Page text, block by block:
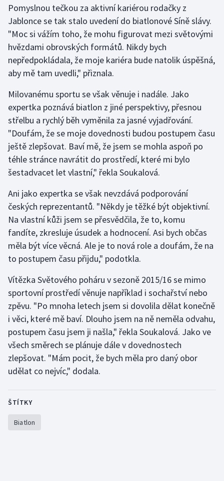
Ragby
Rychlobruslení
Rychlostní kanoistika
Short track
Sportovní střelba
Stolní tenis
Triatlon
Veslování
Vodní slalom
Volejbal
Ostatní
Pomyslnou tečkou za aktivní kariérou rodačky z
Jablonce se tak stalo uvedení do biatlonové Síně slávy.
"Moc si vážím toho, že mohu figurovat mezi světovými
hvězdami obrovských formátů. Nikdy bych
nepředpokládala, že moje kariéra bude natolik úspěšná,
aby mě tam uvedli," přiznala.
Milovanému sportu se však věnuje i nadále. Jako
expertka poznává biatlon z jiné perspektivy, přesnou
střelbu a rychlý běh vyměnila za jasné vyjadřování.
"Doufám, že se moje dovednosti budou postupem času
ještě zlepšovat. Baví mě, že jsem se mohla aspoň po
téhle stránce navrátit do prostředí, které mi bylo
šestadvacet let vlastní," řekla Soukalová.
Ani jako expertka se však nevzdává podporování
českých reprezentantů. "Někdy je těžké být objektivní.
Na vlastní kůži jsem se přesvědčila, že to, komu
fandíte, zkresluje úsudek a hodnocení. Asi bych občas
měla být více věcná. Ale je to nová role a doufám, že na
to postupem času přijdu," podotkla.
Vítězka Světového poháru v sezoně 2015/16 se mimo
sportovní prostředí věnuje například i sochařství nebo
zpěvu. "Po mnoha letech jsem si dovolila dělat konečně
i věci, které mě baví. Dlouho jsem na ně neměla odvahu,
postupem času jsem ji našla," řekla Soukalová. Jako ve
všech směrech se plánuje dále v dovednostech
zlepšovat. "Mám pocit, že bych měla pro daný obor
udělat co nejvíc," dodala.
ŠTÍTKY
Biatlon